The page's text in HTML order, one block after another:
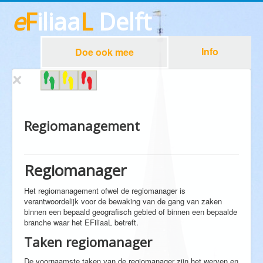
eFiliaaLDelft
Doe ook mee Info
Regiomanagement
Regiomanager
Het regiomanagement ofwel de regiomanager is
verantwoordelijk voor de bewaking van de gang van zaken
binnen een bepaald geografisch gebied of binnen een bepaalde
branche waar het EFiliaaL betreft.
Taken regiomanager